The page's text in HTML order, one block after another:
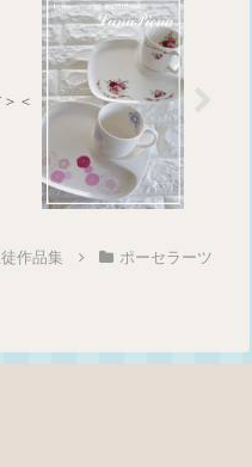
＜
作品集
ポーセラーツ